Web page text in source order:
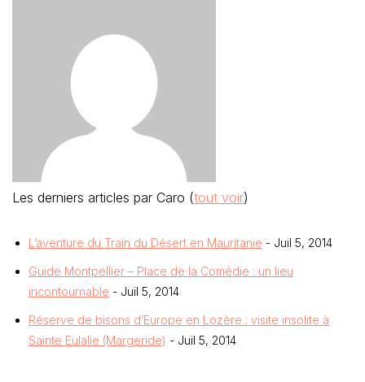
Les derniers articles par Caro (tout voir)
L’aventure du Train du Désert en Mauritanie - Juil 5, 2014
Guide Montpellier – Place de la Comédie : un lieu
incontournable - Juil 5, 2014
Réserve de bisons d’Europe en Lozère : visite insolite à
Sainte Eulalie (Margeride) - Juil 5, 2014